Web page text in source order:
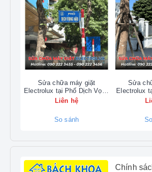
Sửa Tivi Sony
tại Hà Nội
Sony Bravia, Google TV là dòng
với công nghệ hiện đại. Do đó,
đòi hỏi đội ngũkỹ thuật viên sửa
phải có chuyên môn cao và am
các bo mạch phức tạp.
lại dịch vụ chất lượng hàng đầu:
chuyên sâu về các dòng Tivi
Linh kiện chính hãng:Chỉ sử
Sửa chữa máy giặt
Electrolux tại Phố Dịch Vọng
Hậu 0902223456
Liên hệ
So sánh
Sửa
Electrolux
Thuyết
Chính